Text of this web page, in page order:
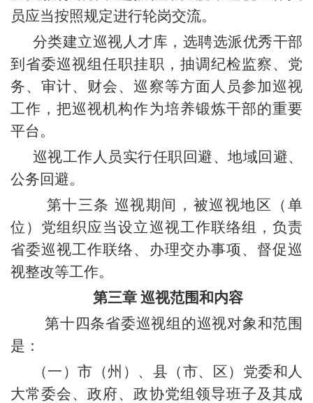
员应当按照规定进行轮岗交流。
分类建立巡视人才库，选聘选派优秀干部
到省委巡视组任职挂职，抽调纪检监察、党
务、审计、财会、巡察等方面人员参加巡视
工作，把巡视机构作为培养锻炼干部的重要
平台。
巡视工作人员实行任职回避、地域回避、
公务回避。
第十三条 巡视期间，被巡视地区（单
位）党组织应当设立巡视工作联络组，负责
省委巡视工作联络、办理交办事项、督促巡
视整改等工作。
第三章 巡视范围和内容
第十四条省委巡视组的巡视对象和范围
是：
（一）市（州）、县（市、区）党委和人
大常委会、政府、政协党组领导班子及其成